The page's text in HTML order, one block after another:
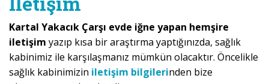
Kartal Yakacık Çarşı evde iğne yapan hemşire
iletişim yazıp kısa bir araştırma yaptığınızda, sağlık
kabinimiz ile karşılaşmanız mümkün olacaktır. Öncelikle
sağlık kabinimizin iletişim bilgilerinden bize